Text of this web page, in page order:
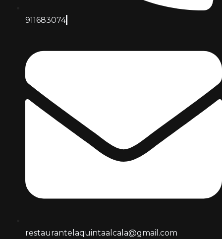
911683074
restaurantelaquintaalcala@gmail.com